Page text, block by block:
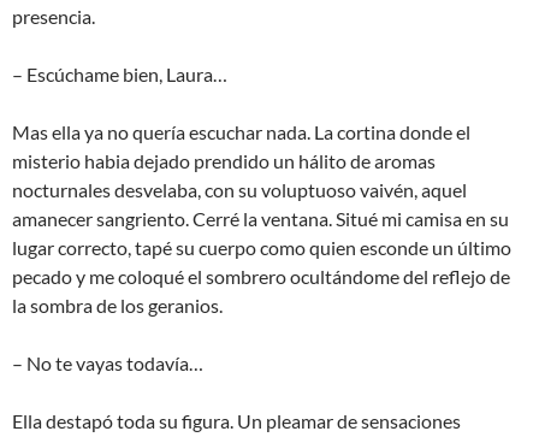
presencia.
– Escúchame bien, Laura…
Mas ella ya no quería escuchar nada. La cortina donde el
misterio habia dejado prendido un hálito de aromas
nocturnales desvelaba, con su voluptuoso vaivén, aquel
amanecer sangriento. Cerré la ventana. Situé mi camisa en su
lugar correcto, tapé su cuerpo como quien esconde un último
pecado y me coloqué el sombrero ocultándome del reflejo de
la sombra de los geranios.
– No te vayas todavía…
Ella destapó toda su figura. Un pleamar de sensaciones